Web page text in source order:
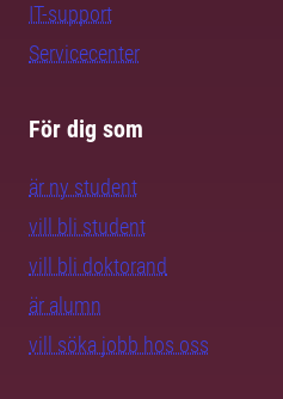
IT-support
Servicecenter
För dig som
är ny student
vill bli student
vill bli doktorand
är alumn
vill söka jobb hos oss